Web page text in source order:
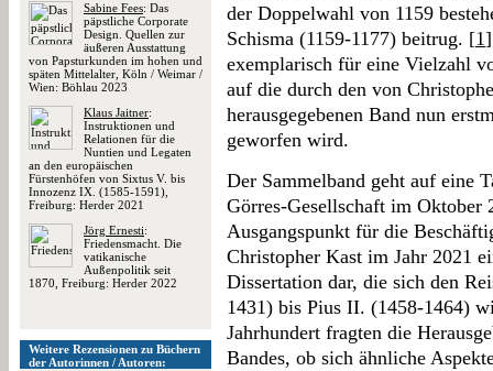
Sabine Fees: Das
päpstliche Corporate
Design. Quellen zur
äußeren Ausstattung
von Papsturkunden im hohen und
späten Mittelalter, Köln / Weimar /
Wien: Böhlau 2023
Klaus Jaitner:
Instruktionen und
Relationen für die
Nuntien und Legaten
an den europäischen
Fürstenhöfen von Sixtus V. bis
Innozenz IX. (1585-1591),
Freiburg: Herder 2021
Jörg Ernesti:
Friedensmacht. Die
vatikanische
Außenpolitik seit
1870, Freiburg: Herder 2022
Weitere Rezensionen zu Büchern
der Autorinnen / Autoren:
der Doppelwahl von 1159
Schisma (1159-1177) beitrug. [1
exemplarisch für eine Vielzahl
auf die durch den von
herausgegebenen Band nun
geworfen wird.
Der Sammelband geht auf eine
Görres-Gesellschaft im Oktober
Ausgangspunkt für die
Christopher Kast im Jahr 2021
Dissertation dar, die sich den
1431) bis Pius II. (1458-1464)
Jahrhundert fragten die
Bandes, ob sich ähnliche